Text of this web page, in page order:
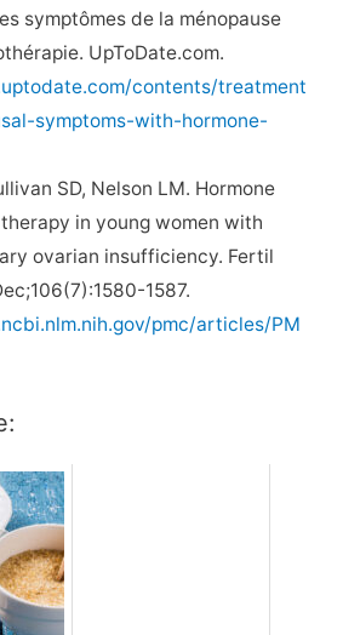
symptômes de la ménopause
UpToDate.com.
contents/treatment
symptoms-with-hormone-
SD, Nelson LM. Hormone
in young women with
ovarian insufficiency. Fertil
1587.
pmc/articles/PM